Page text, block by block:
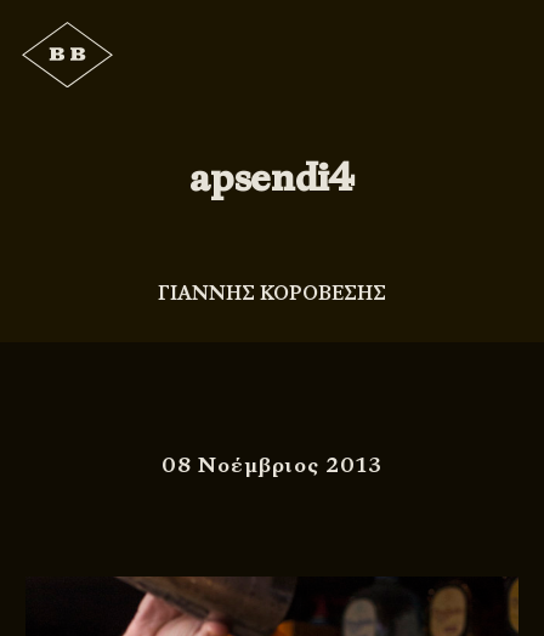
apsendi4
ΓΙΑΝΝΗΣ ΚΟΡΟΒΕΣΗΣ
08 Νοέμβριος 2013